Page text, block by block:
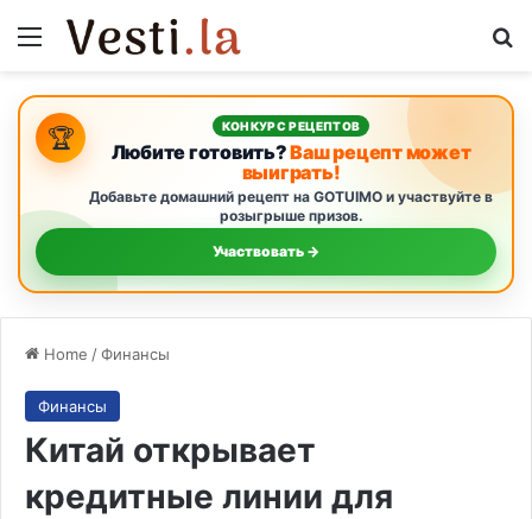
Menu
🏆 КОНКУРС РЕЦЕПТОВ
Любите готовить?Ваш рецепт может
выиграть!
Добавьте домашний рецепт на GOTUIMO и участвуйте в
розыгрыше призов.
Участвовать →
Home /Финансы
Финансы
Китай открывает
кредитные линии для